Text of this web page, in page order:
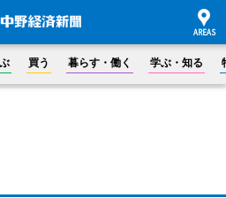
買う 暮らす・働く 学ぶ・知る